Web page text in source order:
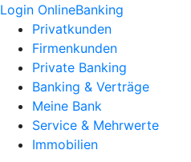
Login OnlineBanking
Privatkunden
Firmenkunden
Private Banking
Banking & Verträge
Meine Bank
Service & Mehrwerte
Immobilien